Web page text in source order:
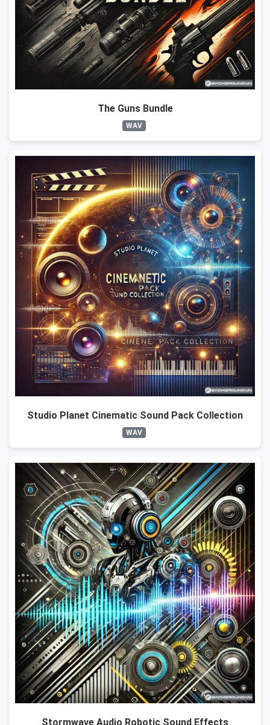
The Guns Bundle
WAV
Studio Planet Cinematic Sound Pack Collection
WAV
Stormwave Audio Robotic Sound Effects